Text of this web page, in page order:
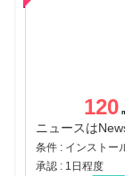
120
承認 : 1日程度